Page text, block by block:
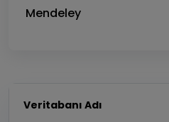
Mendeley
Veritabanı Adı